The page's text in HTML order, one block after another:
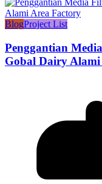
BlogProject List
Penggantian
Gobal Dairy